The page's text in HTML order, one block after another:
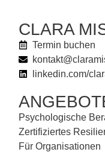
CLARA
Termin buchen
linkedin.com/
Psychologische
Zertifiziertes
Für Organisationen